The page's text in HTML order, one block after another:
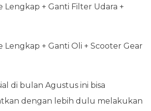
Lengkap + Ganti Filter Udara +
Lengkap + Ganti Oli + Scooter Gear
di bulan Agustus ini bisa
dengan lebih dulu melakukan